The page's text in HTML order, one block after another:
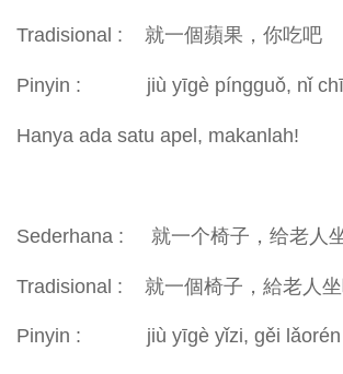
Tradisional : 就一個蘋果，你吃吧
Pinyin : jiù yīgè píngguǒ, nǐ chī
Hanya ada satu apel, makanlah!
Sederhana : 就一个椅子，给老人
Tradisional : 就一個椅子，給老人
Pinyin : jiù yīgè yǐzi, gěi lǎorén